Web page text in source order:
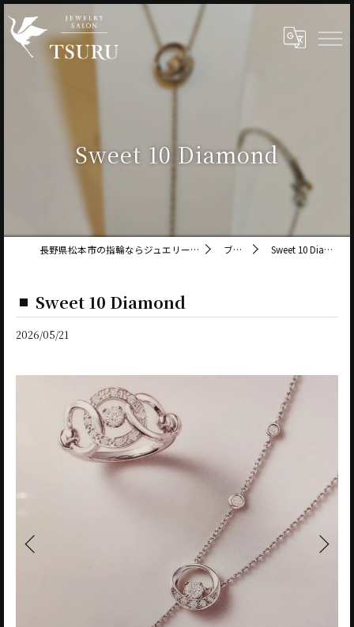
Sweet 10 Diamond
長野県松本市の指輪ならジュエリーサロン鶴 ブログ Sweet 10 Diamond
Sweet 10 Diamond
2026/05/21